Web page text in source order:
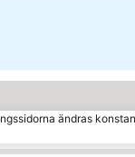
ändras